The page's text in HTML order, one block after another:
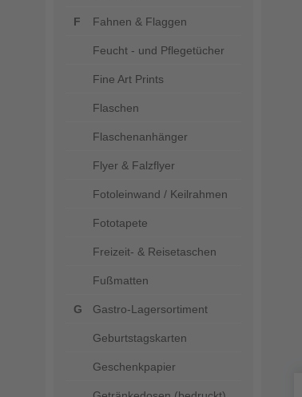
Fahnen & Flaggen
Feucht - und Pflegetücher
Fine Art Prints
Flaschen
Flaschenanhänger
Flyer & Falzflyer
Fotoleinwand / Keilrahmen
Fototapete
Freizeit- & Reisetaschen
Fußmatten
Gastro-Lagersortiment
Geburtstagskarten
Geschenkpapier